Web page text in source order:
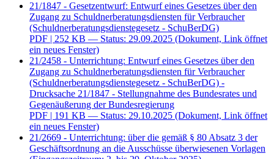
21/1847 - Gesetzentwurf: Entwurf eines Gesetzes über den
Zugang zu Schuldnerberatungsdiensten für Verbraucher
(Schuldnerberatungsdienstegesetz - SchuBerDG)
PDF | 252 KB — Status: 29.09.2025 (Dokument, Link öffnet
ein neues Fenster)
21/2458 - Unterrichtung: Entwurf eines Gesetzes über den
Zugang zu Schuldnerberatungsdiensten für Verbraucher
(Schuldnerberatungsdienstegesetz - SchuBerDG) -
Drucksache 21/1847 - Stellungnahme des Bundesrates und
Gegenäußerung der Bundesregierung
PDF | 191 KB — Status: 29.10.2025 (Dokument, Link öffnet
ein neues Fenster)
21/2669 - Unterrichtung: über die gemäß § 80 Absatz 3 der
Geschäftsordnung an die Ausschüsse überwiesenen Vorlagen